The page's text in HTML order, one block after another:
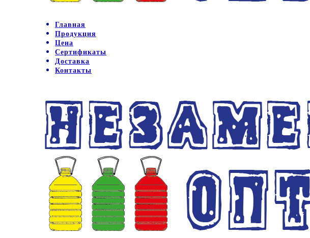
Главная
Продукция
Цена
Сертификаты
Доставка
Контакты